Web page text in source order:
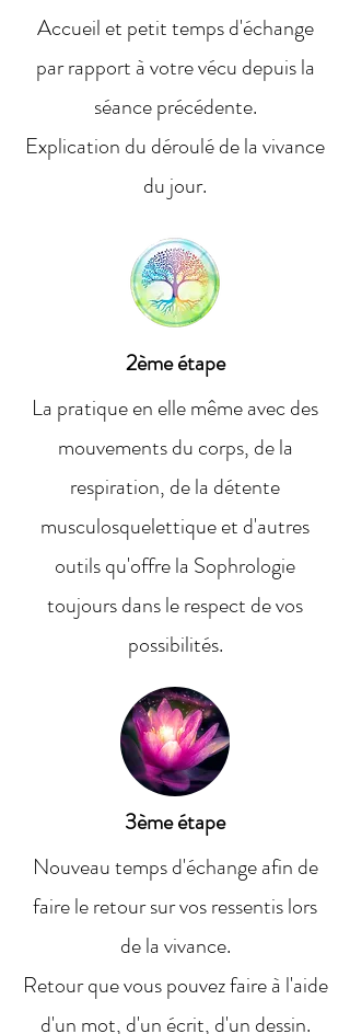
Accueil et petit temps d'échange
par rapport à votre vécu depuis la
séance précédente.
Explication du déroulé de la vivance
du jour.
2ème étape
La pratique en elle même avec des
mouvements du corps, de la
respiration, de la détente
musculosquelettique et d'autres
outils qu'offre la Sophrologie
toujours dans le respect de vos
possibilités.
3ème étape
Nouveau temps d'échange afin de
faire le retour sur vos ressentis lors
de la vivance.
Retour que vous pouvez faire à l'aide
d'un mot, d'un écrit, d'un dessin.